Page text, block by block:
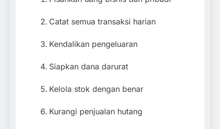
Catat semua transaksi harian
Kendalikan pengeluaran
Siapkan dana darurat
Kelola stok dengan benar
Kurangi penjualan hutang